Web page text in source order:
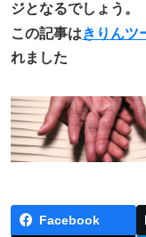
ジとなるでしょう。
この記事はきりんツ
れました
Facebook